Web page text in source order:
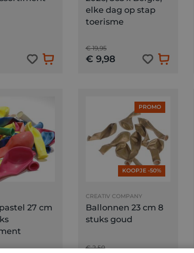
elke dag op stap
toerisme
€ 19,95
€ 9,98
27 cm
PROMO
KOOPJE -50%
CREATIV COMPANY
Ballonnen 23 cm 8
stuks goud
€ 2,50